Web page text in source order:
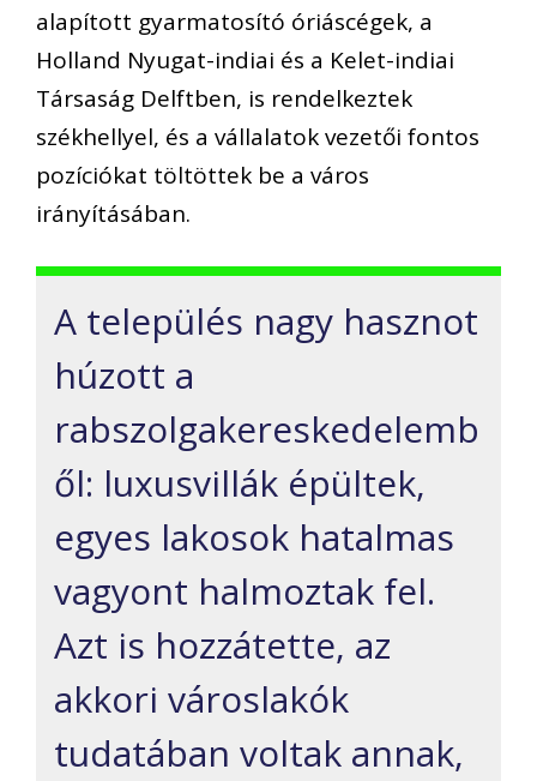
alapított gyarmatosító óriáscégek, a
Holland Nyugat-indiai és a Kelet-indiai
Társaság Delftben, is rendelkeztek
székhellyel, és a vállalatok vezetői fontos
pozíciókat töltöttek be a város
irányításában.
A település nagy hasznot
húzott a
rabszolgakereskedelemb
ől: luxusvillák épültek,
egyes lakosok hatalmas
vagyont halmoztak fel.
Azt is hozzátette, az
akkori városlakók
tudatában voltak annak,